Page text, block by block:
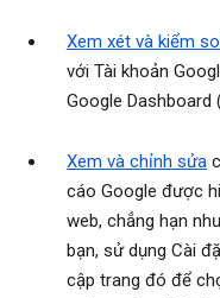
Xem xét và kiểm
với Tài khoản
Google Dashboard
Xem và chỉnh sửa
cáo Google được
web, chẳng hạn
bạn, sử dụng Cài
cập trang đó để